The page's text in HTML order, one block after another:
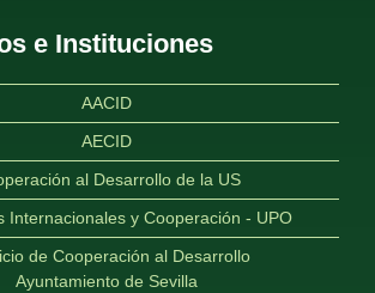
e Instituciones
AACID
AECID
al Desarrollo de la US
Internacionales y Cooperación - UPO
de Cooperación al Desarrollo
Ayuntamiento de Sevilla